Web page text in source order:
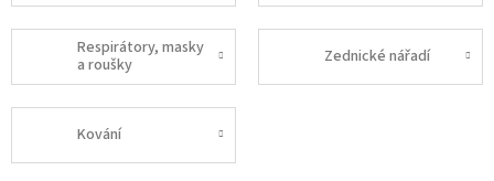
Respirátory, masky
a roušky
Zednické nářadí
Kování